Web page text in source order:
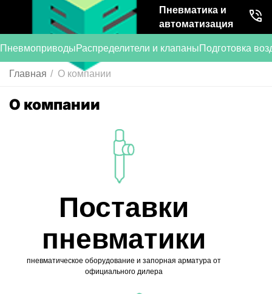
Пневматика и
автоматизация
ПневмоприводыРаспределители и клапаныПодготовка
Главная / О компании
О компании
Поставки
пневматики
пневматическое оборудование и запорная арматура от
официального дилера